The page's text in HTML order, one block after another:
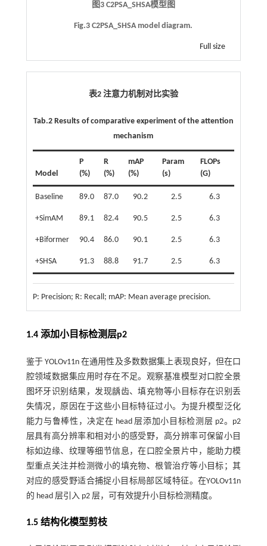
图3 C2PSA_SHSA模型图
Fig.3 C2PSA_SHSA model diagram.
Full size
表2 注意力机制对比实验
Tab.2 Results of comparative experiment of the attention
mechanism
Model
P
(%)
R
(%)
mAP
(%)
Param
(s)
FLOPs
(G)
Baseline 89.0 87.0 90.2 2.5 6.3
+SimAM 89.1 82.4 90.5 2.5 6.3
+Biformer 90.4 86.0 90.1 2.5 6.3
+SHSA 91.3 88.8 91.7 2.5 6.3
P: Precision; R: Recall; mAP: Mean average precision.
1.4 添加小目标检测层p2
鉴于 YOLOv11n 在通用性及多数数据集上表现良好，但在口
腔领域数据集应用时存在不足。观察基准模型对口腔全景
图坏牙识别结果，发现龋齿、填充物等小目标存在识别丢
失情况，原因在于这些小目标特征过小。为提升模型泛化
能力与鲁棒性，决定在 head 层添加小目标检测层 p2。p2
层具有高分辨率和相对小的感受野，高分辨率可保留小目
标如边缘、纹理等细节信息，在口腔全景片中，能助力模
型重点关注并检测微小的填充物、根管治疗等小目标；其
对应的感受野适合捕捉小目标局部区域特征。在YOLOv11n
的 head 层引入 p2 层，可有效提升小目标检测精度。
1.5 结构化模型剪枝